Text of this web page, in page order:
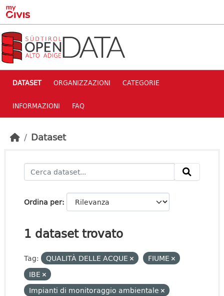
Skip to main content
DATASET ORGANIZZAZIONI CATEGORIE
INFORMAZIONI FAQ
Dataset
Ordina per
1 dataset trovato
Tag: QUALITÀ DELLE ACQUE
FIUME
IBE
Impianti di monitoraggio ambientale